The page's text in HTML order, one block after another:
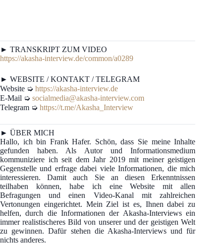
► TRANSKRIPT ZUM VIDEO
https://akasha-interview.de/common/a0289
► WEBSITE / KONTAKT / TELEGRAM
Website ➭ https://akasha-interview.de
E-Mail ➭ socialmedia@akasha-interview.com
Telegram ➭ https://t.me/Akasha_Interview
► ÜBER MICH
Hallo, ich bin Frank Hafer. Schön, dass Sie meine Inhalte
gefunden haben. Als Autor und Informationsmedium
kommuniziere ich seit dem Jahr 2019 mit meiner geistigen
Gegenstelle und erfrage dabei viele Informationen, die mich
interessieren. Damit auch Sie an diesen Erkenntnissen
teilhaben können, habe ich eine Website mit allen
Befragungen und einen Video-Kanal mit zahlreichen
Vertonungen eingerichtet. Mein Ziel ist es, Ihnen dabei zu
helfen, durch die Informationen der Akasha-Interviews ein
immer realistischeres Bild von unserer und der geistigen Welt
zu gewinnen. Dafür stehen die Akasha-Interviews und für
nichts anderes.